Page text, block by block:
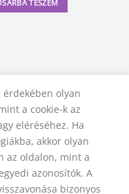
3
490 Ft.
3
000 Ft.
TESZEM
ÁSZF
FELTÉTELEK
olyan
a cookie-k az
eléréséhez. Ha
akkor olyan
az oldalon, mint a
azonosítók. A
bizonyos